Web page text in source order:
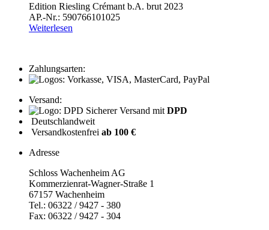
Edition Riesling Crémant b.A. brut 2023
AP.-Nr.: 590766101025
Weiterlesen
Zahlungsarten:
Versand:
Sicherer Versand mit DPD
Deutschlandweit
Versandkostenfrei ab 100 €
Adresse
Schloss Wachenheim AG
Kommerzienrat-Wagner-Straße 1
67157 Wachenheim
Tel.: 06322 / 9427 - 380
Fax: 06322 / 9427 - 304